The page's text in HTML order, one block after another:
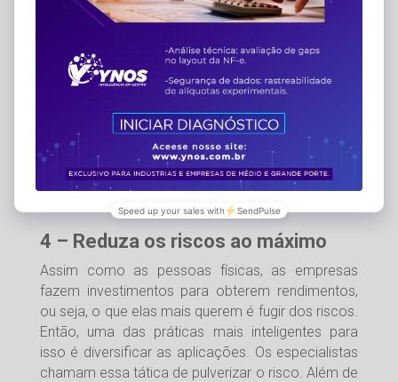
foi criado. Ele vai ditar as regras do se próximo
passo, ajudando a escolher o tipo de investimento
que se encaixa naquilo que sua empresa precisa.
Se ficar na dúvida, faça algumas perguntas a si
prazo? Pode ser aplicado em um produto de
maior risco? O retorno desse investimento atende
ao planejamento do seu projeto? A aplicação que
melhor responder a essas perguntas será a
melhor escolha para sua empresa.
4 – Reduza os riscos ao máximo
Assim como as pessoas físicas, as empresas
fazem investimentos para obterem rendimentos,
ou seja, o que elas mais querem é fugir dos riscos.
Então, uma das práticas mais inteligentes para
isso é diversificar as aplicações. Os especialistas
chamam essa tática de pulverizar o risco. Além de